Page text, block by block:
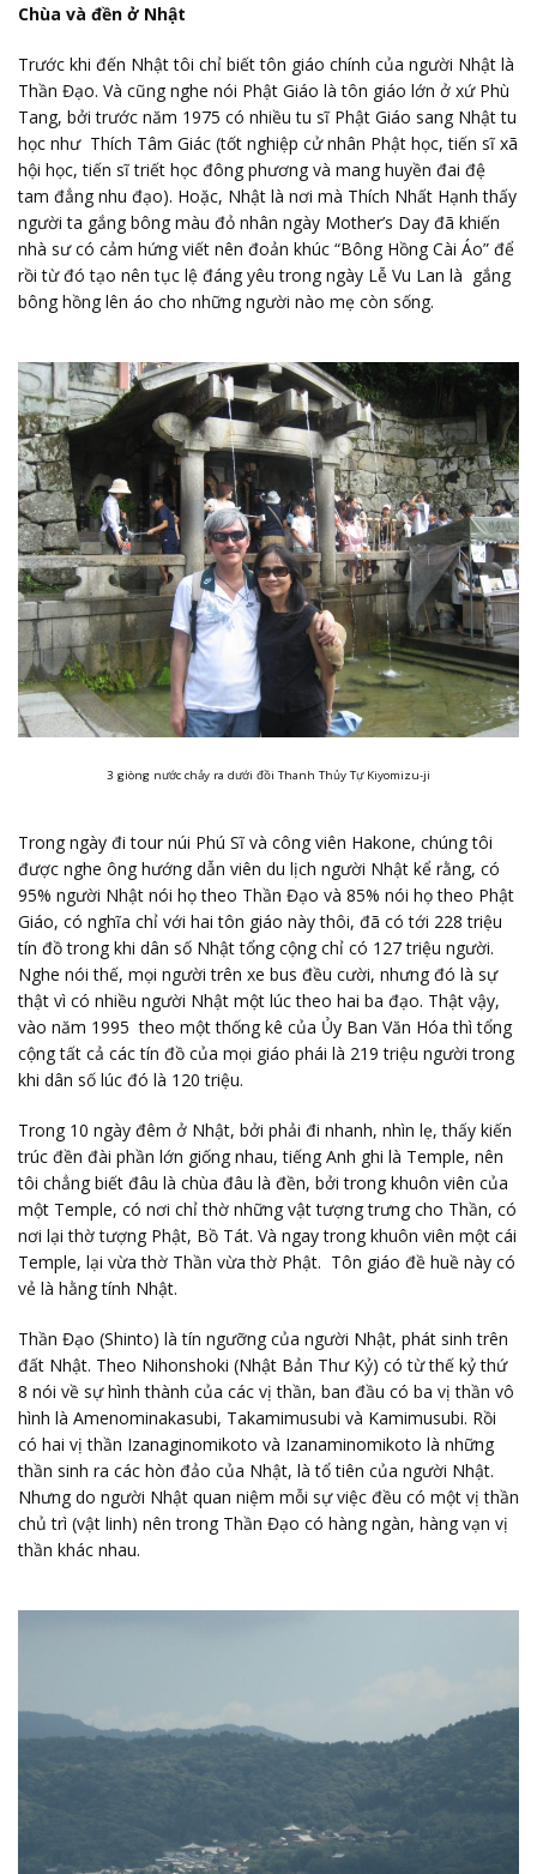
Chùa và đền ở Nhật
Trước khi đến Nhật tôi chỉ biết tôn giáo chính của người Nhật là
Thần Đạo. Và cũng nghe nói Phật Giáo là tôn giáo lớn ở xứ Phù
Tang, bởi trước năm 1975 có nhiều tu sĩ Phật Giáo sang Nhật tu
học như Thích Tâm Giác (tốt nghiệp cử nhân Phật học, tiến sĩ xã
hội học, tiến sĩ triết học đông phương và mang huyền đai đệ
tam đẳng nhu đạo). Hoặc, Nhật là nơi mà Thích Nhất Hạnh thấy
người ta gắng bông màu đỏ nhân ngày Mother’s Day đã khiến
nhà sư có cảm hứng viết nên đoản khúc “Bông Hồng Cài Áo” để
rồi từ đó tạo nên tục lệ đáng yêu trong ngày Lễ Vu Lan là gắng
bông hồng lên áo cho những người nào mẹ còn sống.
3 giòng nước chảy ra dưới đồi Thanh Thủy Tự Kiyomizu-ji
Trong ngày đi tour núi Phú Sĩ và công viên Hakone, chúng tôi
được nghe ông hướng dẫn viên du lịch người Nhật kể rằng, có
95% người Nhật nói họ theo Thần Đạo và 85% nói họ theo Phật
Giáo, có nghĩa chỉ với hai tôn giáo này thôi, đã có tới 228 triệu
tín đồ trong khi dân số Nhật tổng cộng chỉ có 127 triệu người.
Nghe nói thế, mọi người trên xe bus đều cười, nhưng đó là sự
thật vì có nhiều người Nhật một lúc theo hai ba đạo. Thật vậy,
vào năm 1995 theo một thống kê của Ủy Ban Văn Hóa thì tổng
cộng tất cả các tín đồ của mọi giáo phái là 219 triệu người trong
khi dân số lúc đó là 120 triệu.
Trong 10 ngày đêm ở Nhật, bởi phải đi nhanh, nhìn lẹ, thấy kiến
trúc đền đài phần lớn giống nhau, tiếng Anh ghi là Temple, nên
tôi chẳng biết đâu là chùa đâu là đền, bởi trong khuôn viên của
một Temple, có nơi chỉ thờ những vật tượng trưng cho Thần, có
nơi lại thờ tượng Phật, Bồ Tát. Và ngay trong khuôn viên một cái
Temple, lại vừa thờ Thần vừa thờ Phật. Tôn giáo đề huề này có
vẻ là hằng tính Nhật.
Thần Đạo (Shinto) là tín ngưỡng của người Nhật, phát sinh trên
đất Nhật. Theo Nihonshoki (Nhật Bản Thư Kỷ) có từ thế kỷ thứ
8 nói về sự hình thành của các vị thần, ban đầu có ba vị thần vô
hình là Amenominakasubi, Takamimusubi và Kamimusubi. Rồi
có hai vị thần Izanaginomikoto và Izanaminomikoto là những
thần sinh ra các hòn đảo của Nhật, là tổ tiên của người Nhật.
Nhưng do người Nhật quan niệm mỗi sự việc đều có một vị thần
chủ trì (vật linh) nên trong Thần Đạo có hàng ngàn, hàng vạn vị
thần khác nhau.